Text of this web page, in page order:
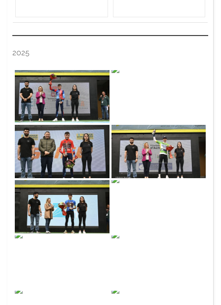
2025